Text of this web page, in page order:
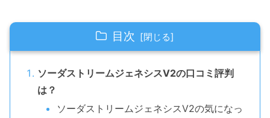
目次
ソーダストリームジェネシスV2の口コミ評判
は？
ソーダストリームジェネシスV2の気になっ